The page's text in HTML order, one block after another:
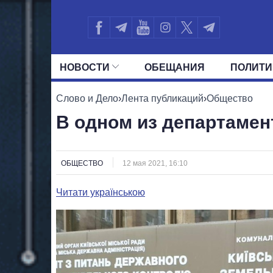
НОВОСТИ ОБЕЩАНИЯ
ВСЕ ПОЛИТИКИ ПРЕЗИДЕНТ И
Слово и Дело›Лента публикаций›Общество
В одном из
ОБЩЕСТВО 12 мая 2021, 16:10
Читати українською